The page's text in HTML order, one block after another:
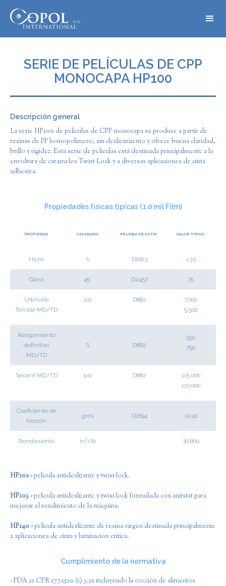
SERIE DE PELÍCULAS DE CPP
MONOCAPA HP100
Descripción general
La serie HP100 de películas de CPP monocapa se produce a partir de
resinas de PP homopolímero, sin deslizamiento y ofrece buena claridad,
brillo y rigidez. Esta serie de películas está destinada principalmente a la
envoltura de caramelos Twist Lock y a diversas aplicaciones de cinta
adhesiva.
Propiedades físicas típicas (1.0 mil Film)
PROPIEDAD UNIDADES PRUEBA DE ASTM. VALOR TÍPICO
Haze % D1003 >3.5
Gloss 45° D2457 75
Ultimate
Tensile MD/TD
psi D882
7,000
5,500
Alargamiento
definitivo
MD/TD
% D882
550
750
Secant MD/TD psi D882
115,000
110,000
Coeficiente de
fricción
gms D1894 >0.40
Rendimiento in²/lb 30,800
HP102 -película antideslizante y twist lock.
HP103 -película antideslizante y twist lock formulada con anitstat para
mejorar el rendimiento de la máquina.
HP140 -película antideslizante de resina virgen destinada principalmente
a aplicaciones de cinta y laminación crítica.
Cumplimiento de la normativa
- FDA 21 CFR 177.1520 (c) 3.2a incluyendo la cocción de alimentos